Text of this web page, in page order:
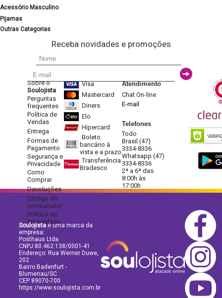
Acessório Masculino
Pijamas
Outras Categorias
Receba novidades e promoções
Sobre o
Soulojista
Perguntas
frequentes
Política de
Vendas
Entrega
Formas de
Pagamento
Segurança e
Privacidade
Como
Comprar
Devoluções
Código do
consumidor
Política de
Privacidade
Visa
Mastercard
Diners
Elo
Hipercard
Boleto
bancário à
vista e a prazo
Transferência
Bradesco
Atendimento
Chat On-line
E-mail
Telefones
Todo
Brasil (47)
3334-8336
Whatsapp (47)
3334-8336
2ª a 6ª das
8:00h às
17:00h
Soulojistaé uma marca da
empresa:
Posthaus Ltda
CNPJ:80.462.138/0001-41
Endereço: Rua Werner Duwe,
202
Bairro Badenfurt -
Blumenau/SC
CEP 89070-700
https://www.soulojista.com.br